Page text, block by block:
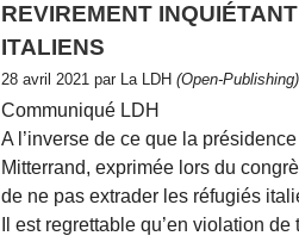
REVIREMENT
ITALIENS
28 avril 2021 par La LDH (Open-Publishing)
Communiqué LDH
A l’inverse de ce que la
Mitterrand, exprimée lors du
de ne pas extrader les réfugiés
Il est regrettable qu’en violation